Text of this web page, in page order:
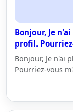
Bonjour, Je
profil.
Bonjour, Je n'ai
Pourriez-vous